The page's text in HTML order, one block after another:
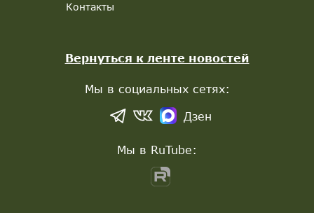
Контакты
Вернуться к ленте новостей
Мы в социальных сетях:
Дзен
Мы в RuTube: